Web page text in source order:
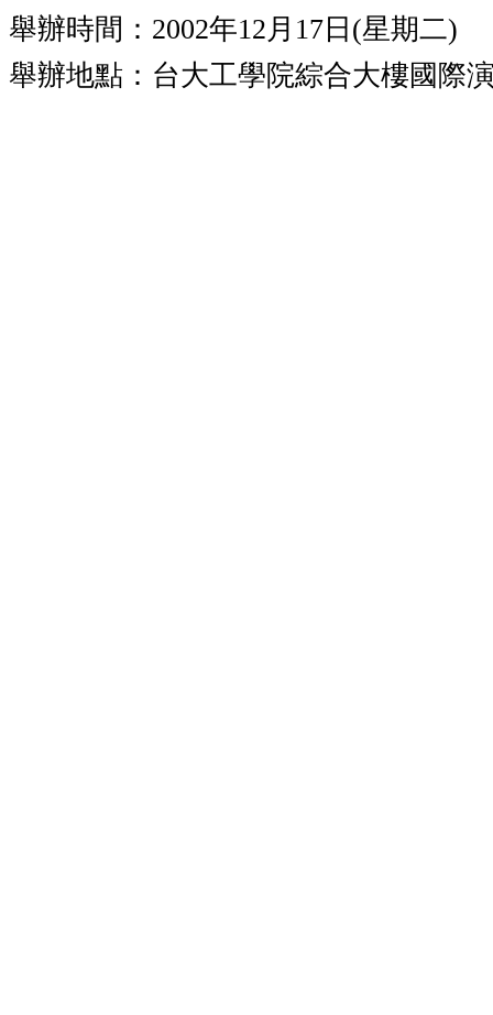
舉辦時間： 2002年12 月 17日 (星期二)
舉辦地點： 台大工學院綜合大樓國際